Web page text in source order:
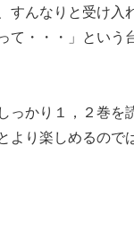
すんなりと受け入
て・・・」という
っかり１，２巻を
より楽しめるので